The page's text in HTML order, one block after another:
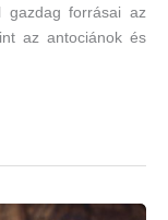
gazdag forrásai az
az antociánok és